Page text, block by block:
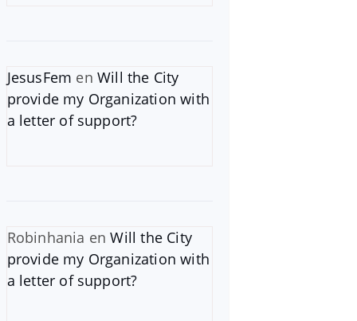
JesusFem en Will the City
provide my Organization with
a letter of support?
Robinhania enWill the City
provide my Organization with
a letter of support?